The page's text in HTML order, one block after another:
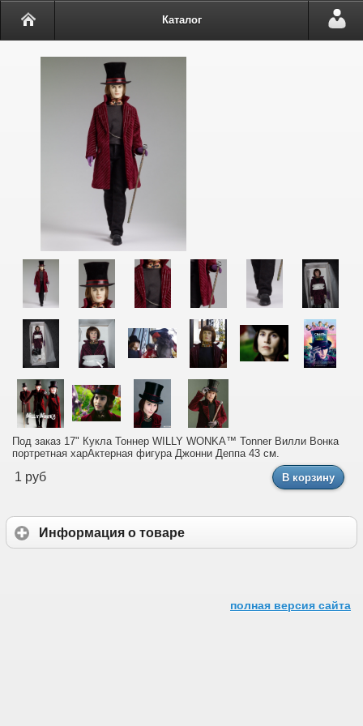
Каталог
Под заказ 17" Кукла Тоннер WILLY WONKA™ Tonner Вилли Вонка
портретная харАктерная фигура Джонни Деппа 43 см.
1 руб В корзину
Информация о товаре
полная версия сайта